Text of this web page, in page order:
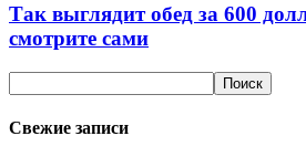
Так выглядит обед за 600
смотрите сами
Свежие записи